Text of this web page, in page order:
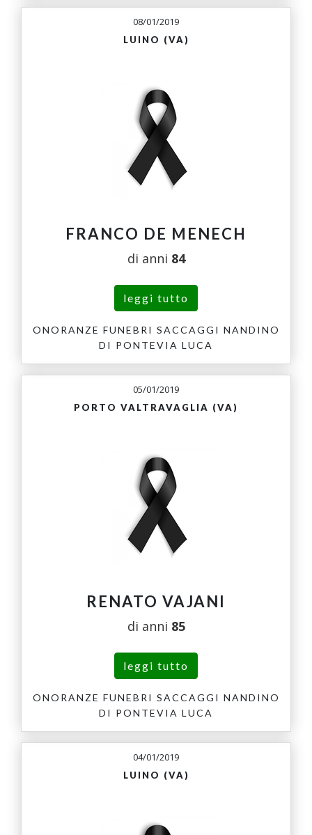
08/01/2019
LUINO (VA)
FRANCO DE MENECH
di anni 84
leggi tutto
ONORANZE FUNEBRI SACCAGGI NANDINO
DI PONTEVIA LUCA
05/01/2019
PORTO VALTRAVAGLIA (VA)
RENATO VAJANI
di anni 85
leggi tutto
ONORANZE FUNEBRI SACCAGGI NANDINO
DI PONTEVIA LUCA
04/01/2019
LUINO (VA)